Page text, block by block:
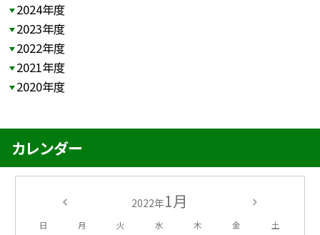
2024年度
2023年度
2022年度
2021年度
2020年度
カレンダー
2022年1月
日 月 火 水 木 金 土